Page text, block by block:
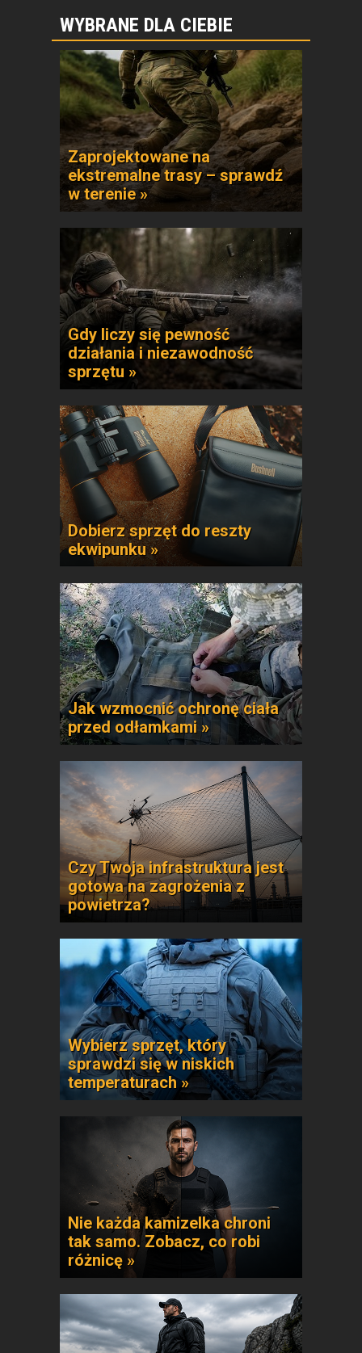
WYBRANE DLA CIEBIE
Zaprojektowane na
ekstremalne trasy – sprawdź
w terenie »
Gdy liczy się pewność
działania i niezawodność
sprzętu »
Dobierz sprzęt do reszty
ekwipunku »
Jak wzmocnić ochronę ciała
przed odłamkami »
Czy Twoja infrastruktura jest
gotowa na zagrożenia z
powietrza?
Wybierz sprzęt, który
sprawdzi się w niskich
temperaturach »
Nie każda kamizelka chroni
tak samo. Zobacz, co robi
różnicę »